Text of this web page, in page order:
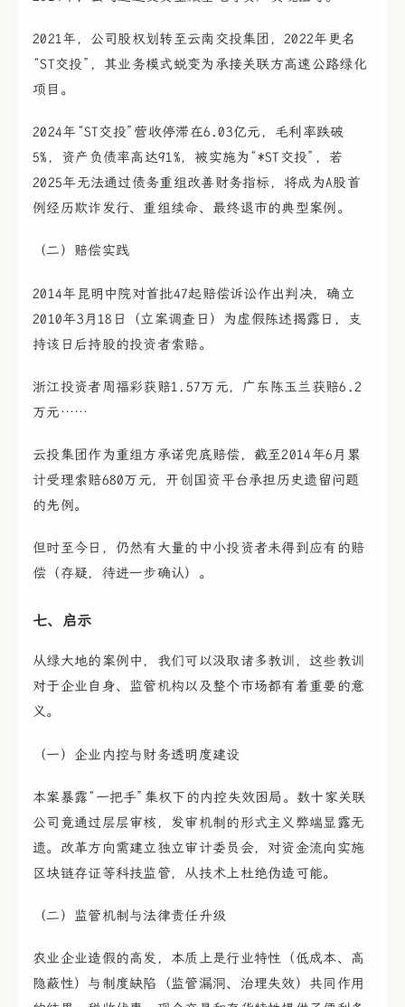
2021年，公司股权划转至云南交投集团，2022年更名
“ST交投”，其业务模式蜕变为承接关联方高速公路绿化
项目。
2024年“ST交投”营收停滞在6.03亿元，毛利率跌破
5%，资产负债率高达91%，被实施为“*ST交投”，若
2025年无法通过债务重组改善财务指标，将成为A股首
例经历欺诈发行、重组续命、最终退市的典型案例。
（二）赔偿实践
2014年昆明中院对首批47起赔偿诉讼作出判决，确立
2010年3月18日（立案调查日）为虚假陈述揭露日，支
持该日后持股的投资者索赔。
浙江投资者周福彩获赔1.57万元，广东陈玉兰获赔6.2
万元……
云投集团作为重组方承诺兜底赔偿，截至2014年6月累
计受理索赔680万元，开创国资平台承担历史遗留问题
的先例。
但时至今日，仍然有大量的中小投资者未得到应有的赔
偿（存疑，待进一步确认）。
七、启示
从绿大地的案例中，我们可以汲取诸多教训，这些教训
对于企业自身、监管机构以及整个市场都有着重要的意
义。
（一）企业内控与财务透明度建设
本案暴露“一把手”集权下的内控失效困局。数十家关联
公司竟通过层层审核，发审机制的形式主义弊端显露无
遗。改革方向需建立独立审计委员会，对资金流向实施
区块链存证等科技监管，从技术上杜绝伪造可能。
（二）监管机制与法律责任升级
农业企业造假的高发，本质上是行业特性（低成本、高
隐蔽性）与制度缺陷（监管漏洞、治理失效）共同作用